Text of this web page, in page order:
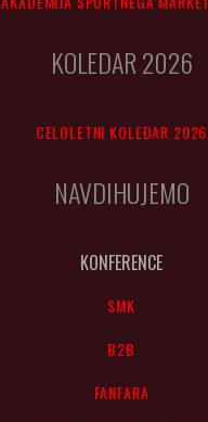
KOLEDAR 2026
CELOLETNI KOLEDAR 2026
NAVDIHUJEMO
KONFERENCE
SMK
B2B
FANFARA